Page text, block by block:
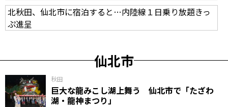
北秋田、仙北市に宿泊すると…内陸線１日乗り放題きっ
ぷ進呈
仙北市
秋田
巨大な龍みこし湖上舞う 仙北市で「たざわ
湖・龍神まつり」